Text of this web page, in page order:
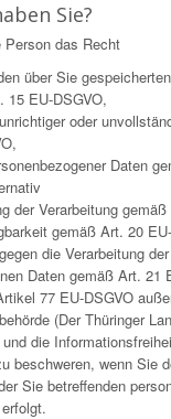
Sie?
Person das Recht
über Sie
15 EU-DSGVO,
oder
Daten
der Verarbeitung
gemäß Art. 20
die Verarbeitung
Daten gemäß Art. 21
77 EU-DSGVO
(Der Thüringer
die
beschweren, wenn Sie
Sie betreffenden